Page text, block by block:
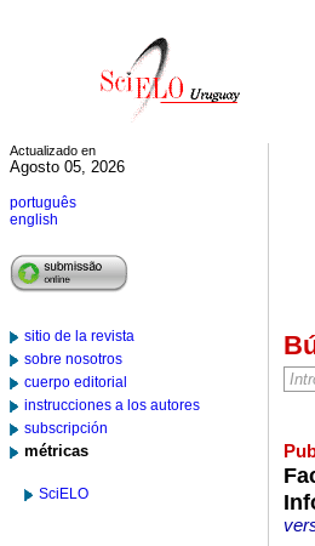
Actualizado en
Agosto 05, 2026
português
english
sitio de la revista
sobre nosotros
cuerpo editorial
instrucciones a los autores
subscripción
métricas
SciELO